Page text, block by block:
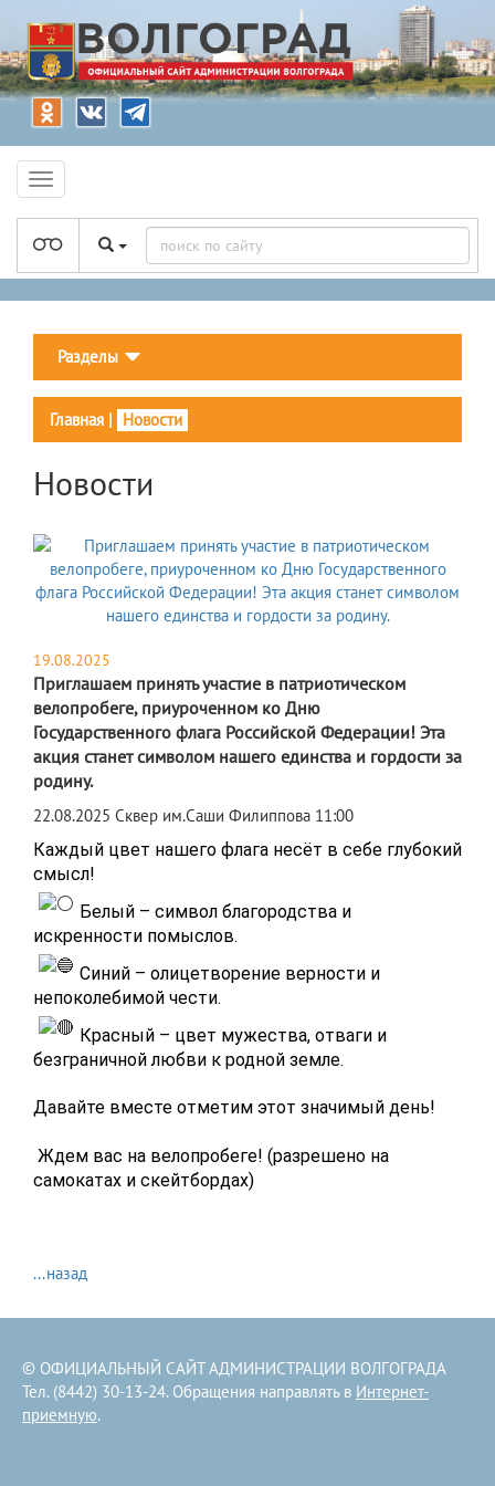
Разделы
Главная | Новости
Новости
19.08.2025
Приглашаем принять участие в патриотическом
велопробеге, приуроченном ко Дню
Государственного флага Российской Федерации! Эта
акция станет символом нашего единства и гордости за
родину.
22.08.2025 Сквер им.Саши Филиппова 11:00
Каждый цвет нашего флага несёт в себе глубокий
смысл!
Белый – символ благородства и
искренности помыслов.
Синий – олицетворение верности и
непоколебимой чести.
Красный – цвет мужества, отваги и
безграничной любви к родной земле.
Давайте вместе отметим этот значимый день!
Ждем вас на велопробеге! (разрешено на
самокатах и скейтбордах)
...назад
© ОФИЦИАЛЬНЫЙ САЙТ АДМИНИСТРАЦИИ ВОЛГОГРАДА
Тел. (8442) 30-13-24. Обращения направлять в Интернет-
приемную.